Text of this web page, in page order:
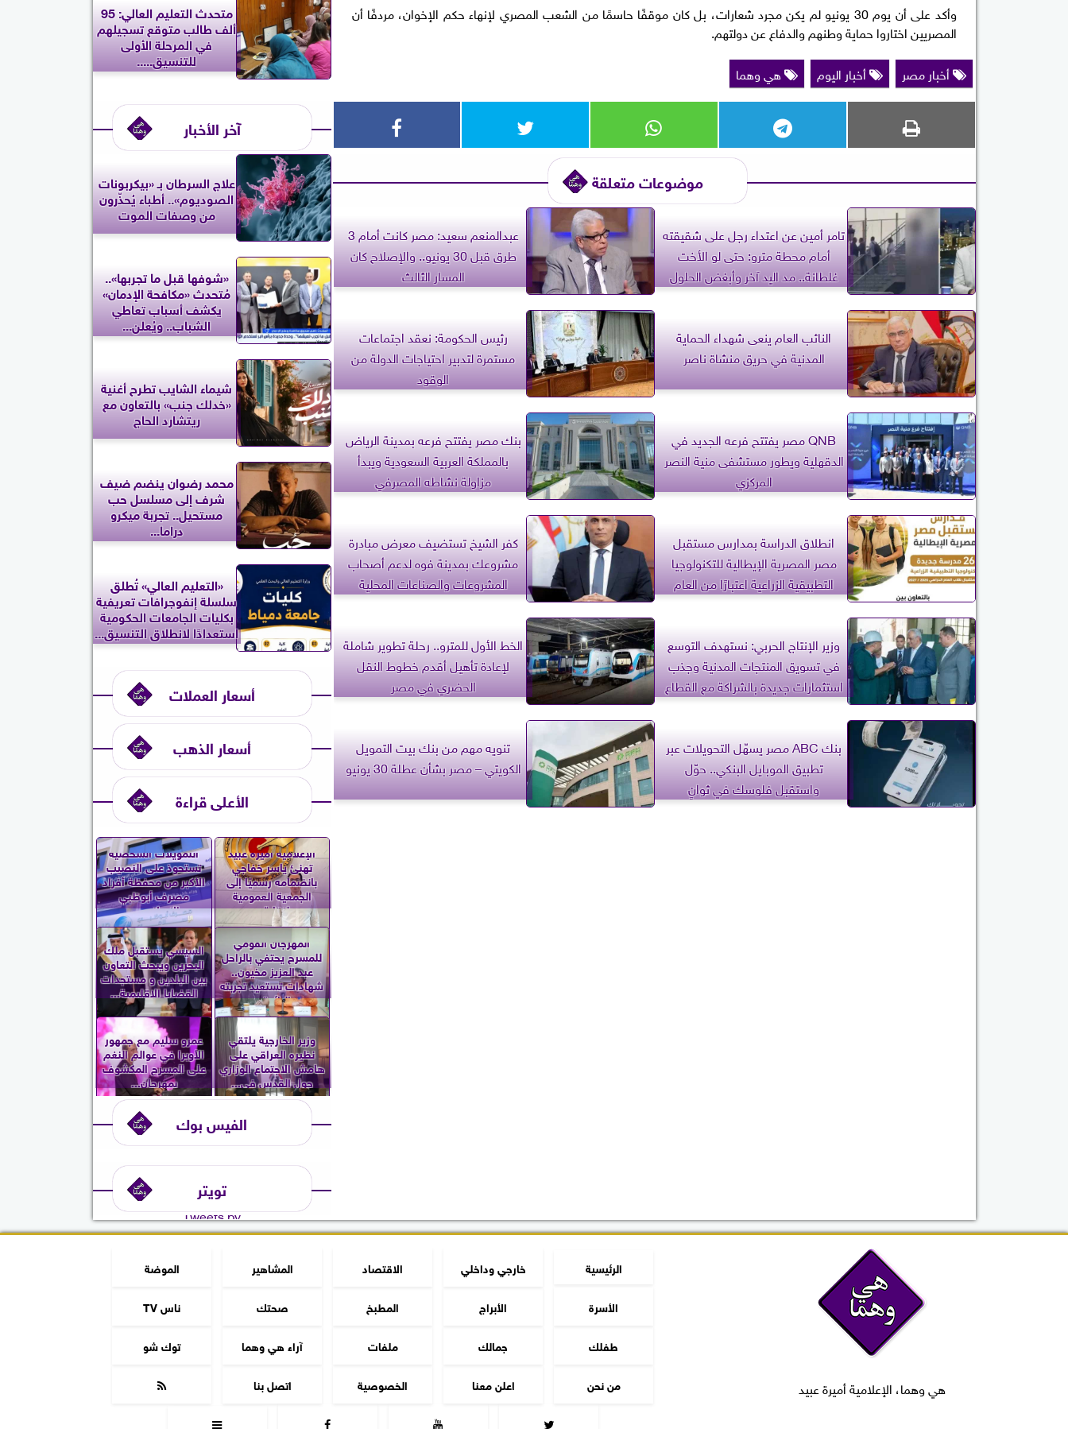
وأكد على أن يوم 30 يونيو لم يكن مجرد شعارات، بل كان موقفًا حاسمًا من الشعب المصري لإنهاء حكم الإخوان، مردفًا أن
المصريين اختاروا حماية وطنهم والدفاع عن دولتهم.
أخبار مصر
أخبار اليوم هي وهما
موضوعات متعلقة
تامر أمين عن اعتداء رجل على شقيقته
أمام محطة مترو: حتى لو الأخت
غلطانة.. مد اليد آخر وأبغض الحلول
عبدالمنعم سعيد: مصر كانت أمام 3
طرق قبل 30 يونيو.. والإصلاح كان
المسار الثالث
النائب العام ينعى شهداء الحماية
المدنية في حريق منشاة ناصر
رئيس الحكومة: نعقد اجتماعات
مستمرة لتدبير احتياجات الدولة من
الوقود
QNB مصر يفتتح فرعه الجديد في
الدقهلية ويطور مستشفى منية النصر
المركزي
بنك مصر يفتتح فرعه بمدينة الرياض
بالمملكة العربية السعودية ويبدأ
مزاولة نشاطه المصرفي
انطلاق الدراسة بمدارس مستقبل
مصر المصرية الإيطالية للتكنولوجيا
التطبيقية الزراعية اعتبارًا من العام
الدراسي 2026 / 2027
كفر الشيخ تستضيف معرض مبادرة
مشروعك بمدينة فوه لدعم أصحاب
المشروعات والصناعات المحلية
وزير الإنتاج الحربي: نستهدف التوسع
في تسويق المنتجات المدنية وجذب
استثمارات جديدة بالشراكة مع القطاع
الخاص
الخط الأول للمترو.. رحلة تطوير شاملة
لإعادة تأهيل أقدم خطوط النقل
الحضري في مصر
بنك ABC مصر يسهّل التحويلات عبر
تطبيق الموبايل البنكي.. حوّل
واستقبل فلوسك في ثوانٍ
تنويه مهم من بنك بيت التمويل
الكويتي – مصر بشأن عطلة 30 يونيو
متحدث التعليم العالي: 95
ألف طالب متوقع تسجيلهم
في المرحلة الأولى
للتنسيق.....
آخر الأخبار
علاج السرطان بـ «بيكربونات
الصوديوم».. أطباء يُحذّرون
من وصفات الموت
«شوفها قبل ما تجربها»..
مُتحدث «مكافحة الإدمان»
يكشف أسباب تعاطي
الشباب.. ويُعلن...
شيماء الشايب تطرح أغنية
«خدلك جنب» بالتعاون مع
ريتشارد الحاج
محمد رضوان ينضم ضيف
شرف إلى مسلسل حب
مستحيل.. تجربة ميكرو
دراما...
«التعليم العالي» تُطلق
سلسلة إنفوجرافات تعريفية
بكليات الجامعات الحكومية
استعدادًا لانطلاق التنسيق...
أسعار العملات
أسعار الذهب
الأعلى قراءة
الإعلامية أميرة عبيد
تهنئ ياسر خفاجي
بانضمامه رسميًا إلى
الجمعية العمومية
لنقابة...
التمويلات الشخصية
تستحوذ على النصيب
الأكبر من محفظة أفراد
مصرف أبوظبي
الإسلامي...
المهرجان القومي
للمسرح يحتفي بالراحل
عبد العزيز مخيون..
شهادات تستعيد تجربته
الرائدة...
السيسي يستقبل ملك
البحرين ويبحث التعاون
بين البلدين و مستجدات
القضايا الإقليمية...
وزير الخارجية يلتقي
نظيره العراقي على
هامش الاجتماع الوزاري
حول القدس في...
عمرو سليم مع جمهور
الأوبرا في عوالم النغم
على المسرح المكشوف
بمهرجان...
الفيس بوك
تويتر
Tweets by
هي وهما، الإعلامية أميرة عبيد
الرئيسية خارجي وداخلي الاقتصاد المشاهير
الموضة
الأسرة
الأبراج المطبخ صحتك
ناس TV
طفلك
جمالك ملفات آراء هي وهما
توك شو
من نحن
اعلن معنا الخصوصية اتصل بنا




